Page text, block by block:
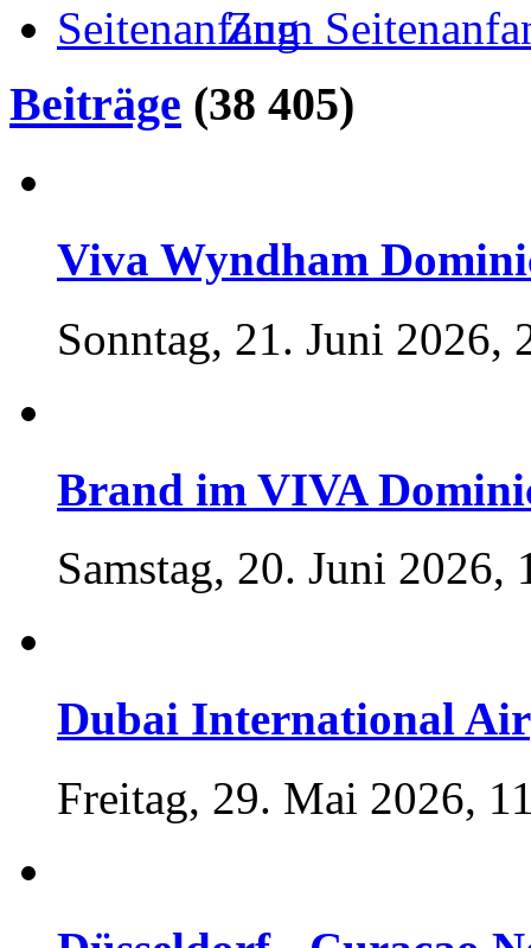
Zum
Beiträge (38 405)
Viva Wyndham
Sonntag, 21. Juni 2026,
Brand im VIVA
Samstag, 20. Juni 2026,
Dubai International
Freitag, 29. Mai 2026,